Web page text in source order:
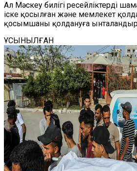
Ал Мәскеу билігі ресейліктерді
іске қосылған және мемлекет
қосымшаны қолдануға
ҰСЫНЫЛҒАН